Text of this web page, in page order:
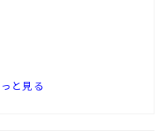
と見る